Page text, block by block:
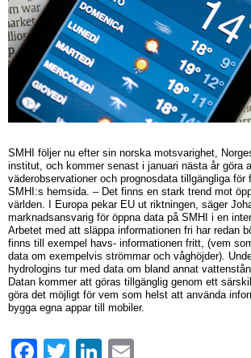
SMHI följer nu efter sin norska motsvarighet,
institut, och kommer senast i januari nästa år göra
väderobservationer och prognosdata tillgängliga för
SMHI:s hemsida. – Det finns en stark trend mot
världen. I Europa pekar EU ut riktningen, säger
marknadsansvarig för öppna data på SMHI i en
Arbetet med att släppa informationen fri har redan
finns till exempel havs- informationen fritt, (vem
data om exempelvis strömmar och våghöjder).
hydrologins tur med data om bland annat
Datan kommer att göras tillgänglig genom ett
göra det möjligt för vem som helst att använda
bygga egna appar till mobiler.
FacebookTwitter LinkedIn